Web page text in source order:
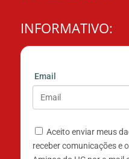
INFORMATIVO:
Email
Aceito enviar meus
receber comunicações e